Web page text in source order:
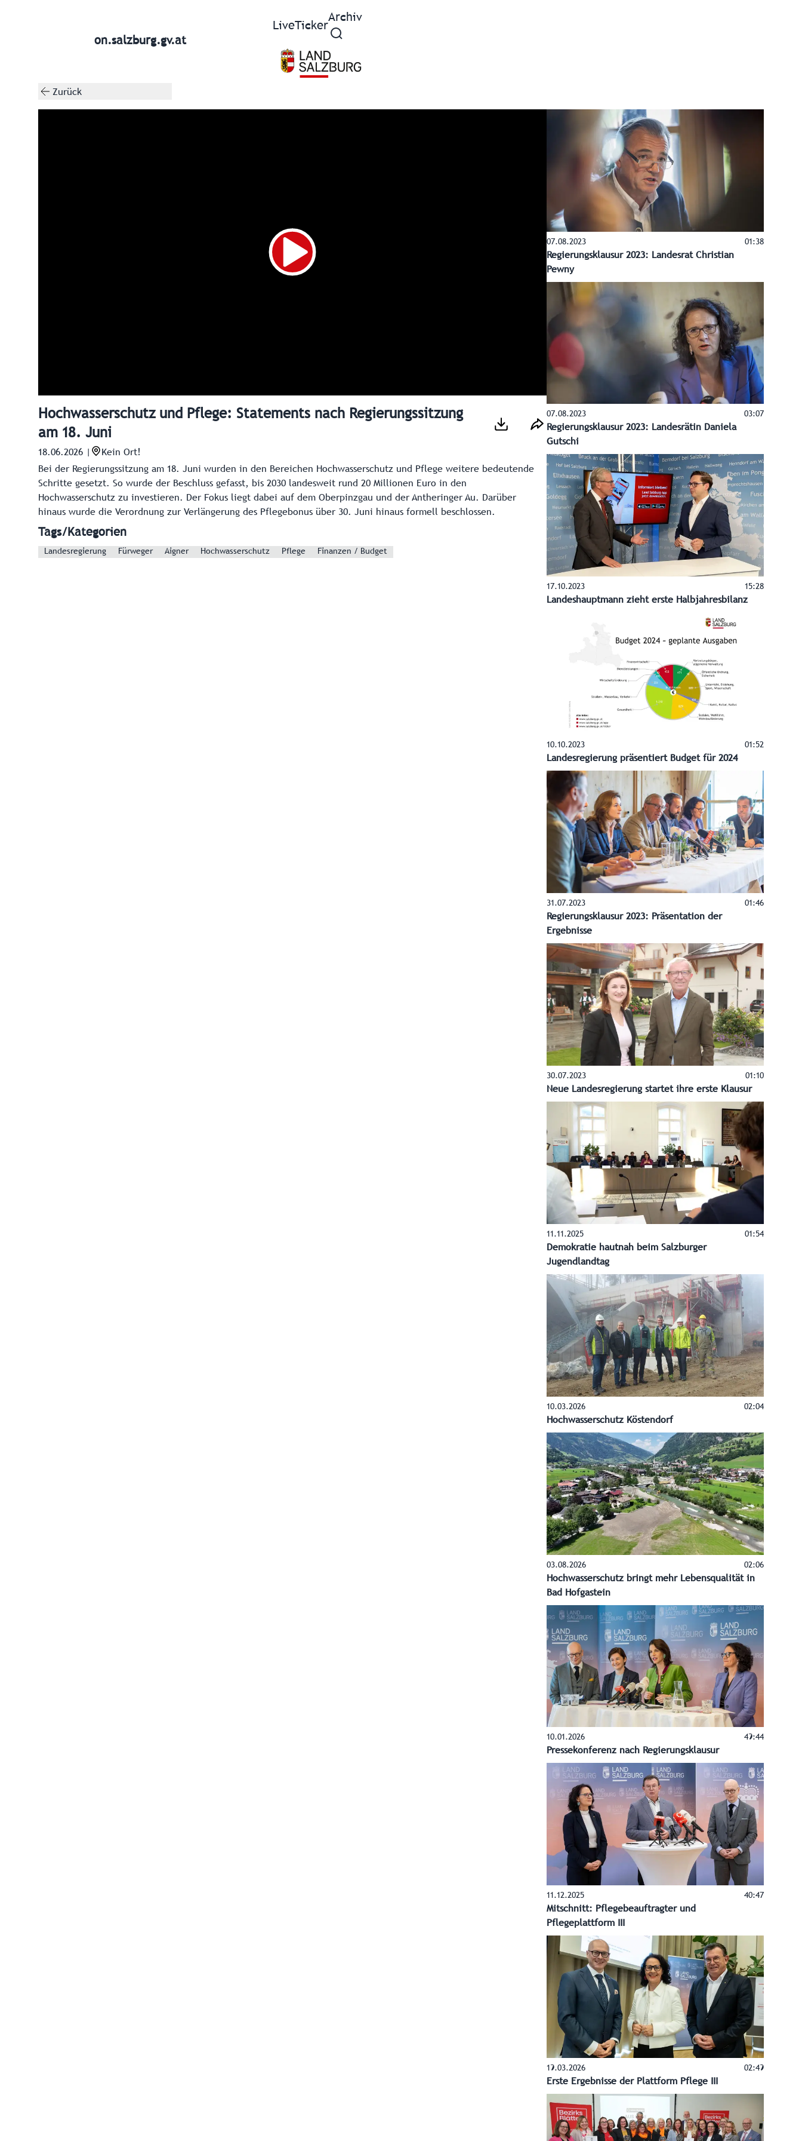
on.salzburg.gv.at
LiveTicker
Archiv
Zurück
Hochwasserschutz und Pflege: Statements nach Regierungssitzung
am 18. Juni
18.06.2026
Kein Ort!
Bei der Regierungssitzung am 18. Juni wurden in den Bereichen Hochwasserschutz und Pflege weitere bedeutende
Schritte gesetzt. So wurde der Beschluss gefasst, bis 2030 landesweit rund 20 Millionen Euro in den
Hochwasserschutz zu investieren. Der Fokus liegt dabei auf dem Oberpinzgau und der Antheringer Au. Darüber
hinaus wurde die Verordnung zur Verlängerung des Pflegebonus über 30. Juni hinaus formell beschlossen.
Tags/Kategorien
Landesregierung Fürweger Aigner Hochwasserschutz Pflege Finanzen / Budget
07.08.2023 01:38
Regierungsklausur 2023: Landesrat Christian
Pewny
07.08.2023 03:07
Regierungsklausur 2023: Landesrätin Daniela
Gutschi
17.10.2023 15:28
Landeshauptmann zieht erste Halbjahresbilanz
10.10.2023 01:52
Landesregierung präsentiert Budget für 2024
31.07.2023 01:46
Regierungsklausur 2023: Präsentation der
Ergebnisse
30.07.2023 01:10
Neue Landesregierung startet ihre erste Klausur
11.11.2025 01:54
Demokratie hautnah beim Salzburger
Jugendlandtag
10.03.2026 02:04
Hochwasserschutz Köstendorf
03.08.2026 02:06
Hochwasserschutz bringt mehr Lebensqualität in
Bad Hofgastein
10.01.2026 49:44
Pressekonferenz nach Regierungsklausur
11.12.2025 40:47
Mitschnitt: Pflegebeauftragter und
Pflegeplattform III
19.03.2026 02:49
Erste Ergebnisse der Plattform Pflege III